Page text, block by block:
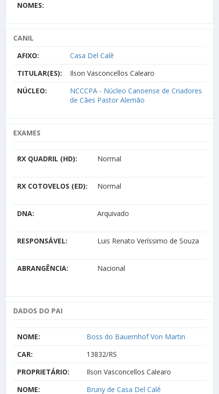
NOMES:
CANIL
AFIXO:
Casa Del Calê
TITULAR(ES):
Ilson Vasconcellos Calearo
NÚCLEO:
NCCCPA - Núcleo Canoense de Criadores
de Cães Pastor Alemão
EXAMES
RX QUADRIL (HD): Normal
RX COTOVELOS (ED): Normal
DNA: Arquivado
RESPONSÁVEL: Luis Renato Veríssimo de Souza
ABRANGÊNCIA: Nacional
DADOS DO PAI
NOME:
Boss do Bauernhof Von Martin
CAR:
13832/RS
PROPRIETÁRIO:
Ilson Vasconcellos Calearo
NOME:
Bruny de Casa Del Calê